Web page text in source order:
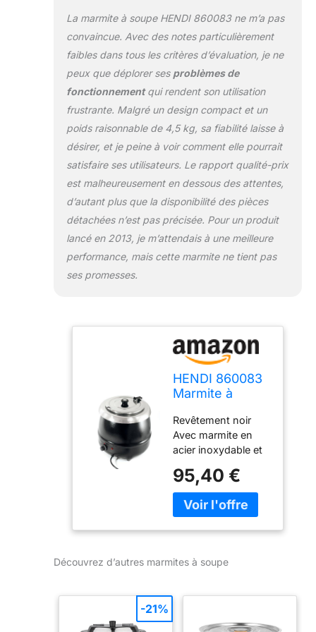
La marmite à soupe HENDI 860083 ne m’a pas
convaincue. Avec des notes particulièrement
faibles dans tous les critères d’évaluation, je ne
peux que déplorer ses problèmes de
fonctionnementqui rendent son utilisation
frustrante. Malgré un design compact et un
poids raisonnable de 4,5 kg, sa fiabilité laisse à
désirer, et je peine à voir comment elle pourrait
satisfaire ses utilisateurs. Le rapport qualité-prix
est malheureusement en dessous des attentes,
d’autant plus que la disponibilité des pièces
détachées n’est pas précisée. Pour un produit
lancé en 2013, je m’attendais à une meilleure
performance, mais cette marmite ne tient pas
ses promesses.
HENDI 860083
Marmite à
Revêtement noir
Avec marmite en
acier inoxydable et
charnière Pancartes
magnétiques
incluses Fabriqué
95,40 €
Découvrez d’autres marmites à soupe
-21%